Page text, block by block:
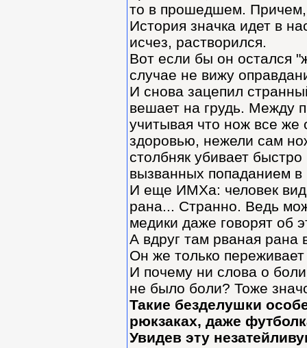
то в прошедшем. Причем,
История значка идет в
исчез, растворился.
Вот если бы он остался
случае не вижу
И снова зацепил
вешает на грудь. Между
учитывая что нож все же
здоровью, нежели сам
столбняк убивает
вызванных попаданием в
И еще ИМХа: человек
рана... Странно. Ведь
медики даже говорят об
А вдруг там рваная рана
Он же только
И почему ни слова о
не было боли? Тоже
Такие безделушки
рюкзаках, даже
Увидев эту